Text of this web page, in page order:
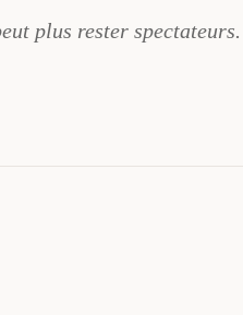
plus rester